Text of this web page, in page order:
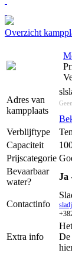
Overzicht
Adres van
kampplaats
Verblijftype
Capaciteit
Prijscategorie
Bevaarbaar
water?
Ja
Contactinfo
Extra info
De